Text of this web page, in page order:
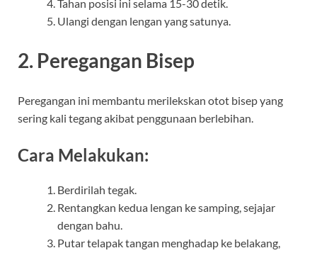
Tahan posisi ini selama 15-30 detik.
Ulangi dengan lengan yang satunya.
2. Peregangan Bisep
Peregangan ini membantu merilekskan otot bisep yang
sering kali tegang akibat penggunaan berlebihan.
Cara Melakukan:
Berdirilah tegak.
Rentangkan kedua lengan ke samping, sejajar
dengan bahu.
Putar telapak tangan menghadap ke belakang,